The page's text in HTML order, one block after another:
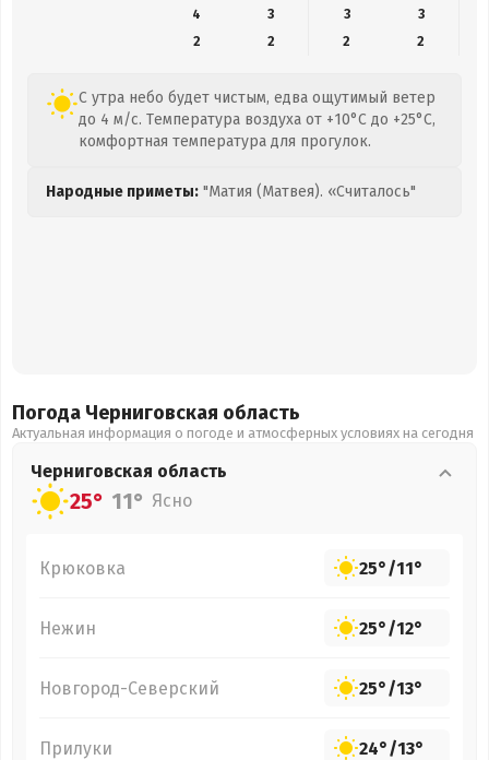
4
3 3
3
2
2 2 2
С утра небо будет чистым, едва ощутимый ветер
до 4 м/с. Температура воздуха от +10°C до +25°C,
комфортная температура для прогулок.
Народные приметы: "Матия (Матвея). «Считалось"
Погода Черниговская область
Актуальная информация о погоде и атмосферных условиях на сегодня
Черниговская область
25° 11° Ясно
Крюковка 25°/11°
Нежин 25°/12°
Новгород-Северский 25°/13°
Прилуки 24°/13°